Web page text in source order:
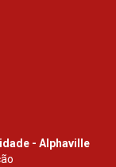
- Alphaville